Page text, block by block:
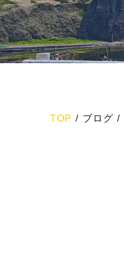
TOP / ブログ /